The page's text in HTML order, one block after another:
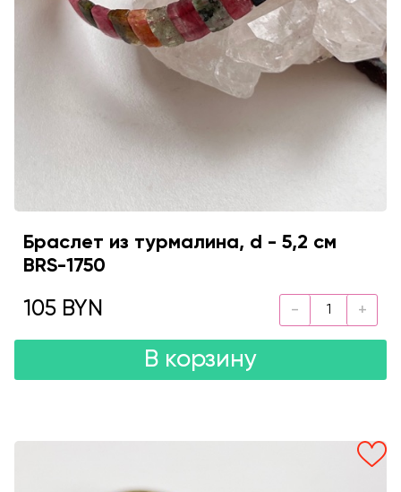
Браслет из турмалина, d - 5,2 см
BRS-1750
105 BYN
В корзину